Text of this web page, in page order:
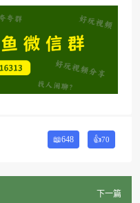
📖648 👍70
下一篇